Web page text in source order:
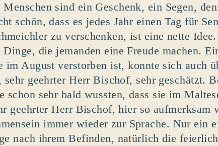
sind ein Geschenk, ein Segen,
schön, dass es jedes Jahr einen Tag für
zu verschenken, ist eine nette
die jemanden eine Freude machen.
im August verstorben ist, konnte sich auch
sehr geehrter Herr Bischof, sehr geschätzt.
schon sehr bald wussten, dass sie im
geehrter Herr Bischof, hier so aufmerksam
immer wieder zur Sprache. Nur ein
nach ihrem Befinden, natürlich die